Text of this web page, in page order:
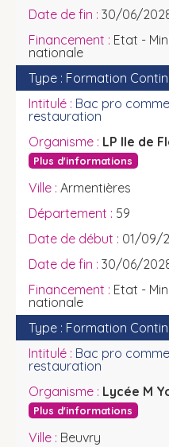
30/06/
Etat -
nationale
Formation
Bac pro
restauration
LP Ile de
Plus d'informations
Armentières
59
01/09/
30/06/
Etat -
nationale
Formation
Bac pro
restauration
Lycée M
Plus d'informations
Beuvry